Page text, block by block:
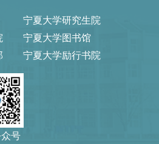
宁夏大学研究生院
宁夏大学图书馆
宁夏大学励行书院
号